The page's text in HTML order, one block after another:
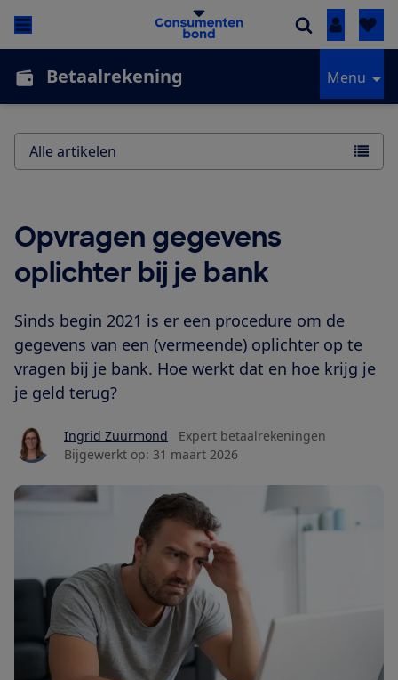
Inloggen
Betaalrekening Menu
Opvragen gegevens
oplichter bij je bank
Sinds begin 2021 is er een procedure om de
gegevens van een (vermeende) oplichter op te
vragen bij je bank. Hoe werkt dat en hoe krijg je
je geld terug?
Ingrid Zuurmond
Expert betaalrekeningen
Bijgewerkt op: 31 maart 2026
Alle artikelen